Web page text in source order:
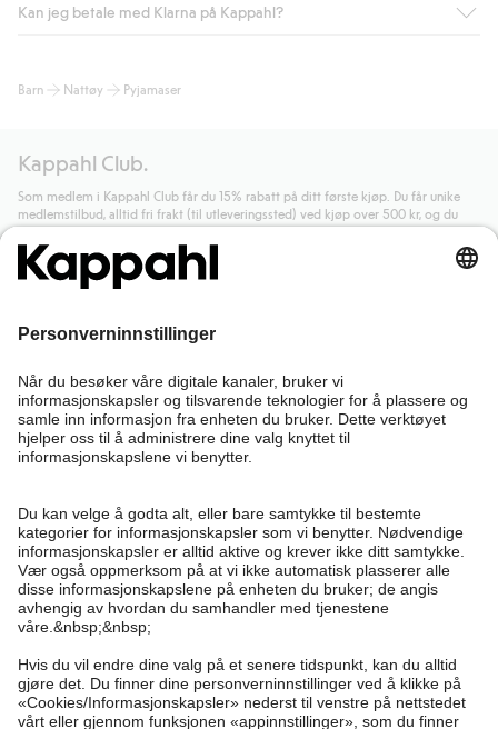
Som medlem i Kappahl Club har du alltid gratis frakt til butikk,
automatisk etter at du har logget inn og er identifisert som
hjemlevering med Helthjem koster 49 NOK og 99 NOK for
hjemlevering med Bring uansett hvor mye du handler for.
Les mer
Kan jeg betale med Klarna på Kappahl?
og andre betalingsmåter.
generelle vilkår.Les mer om Klarnas betalingsvilkår
lenke).
Les mer
Barn Nattøy Pyjamaser
Kappahl Club.
Som medlem i Kappahl Club får du 15% rabatt på ditt første kjøp. Du får unike
medlemstilbud, alltid fri frakt (til utleveringssted) ved kjøp over 500 kr, og du
samler poeng på alle dine kjøp og aktiviteter.
Bli medlem
Kundeservice
Vanlige spørsmål
Bestilling
Kontakt oss
Kappahl Club
Logg inn
Kappahl Club
Medlemsvilkår
Om oss
Bærekraft
Vilkår & retningslinjer
Kjøpsvilkår
Mer fra oss